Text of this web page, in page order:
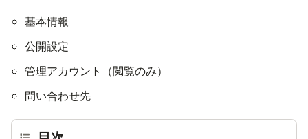
基本情報
公開設定
管理アカウント（閲覧のみ）
問い合わせ先